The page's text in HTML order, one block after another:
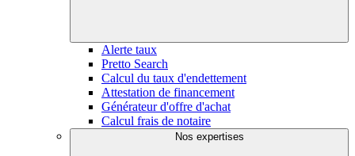
Alerte taux
Pretto Search
Calcul du taux d'endettement
Attestation de financement
Générateur d'offre d'achat
Calcul frais de notaire
Nos expertises